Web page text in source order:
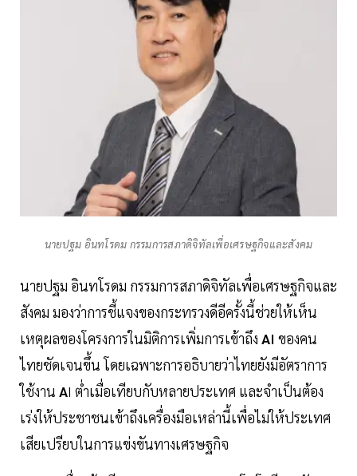
นายปฐม อินทโรดม กรรมการสภาดิจิทัลเพื่อเศรษฐกิจและสังคม
นายปฐม อินทโรดม กรรมการสภาดิจิทัลเพื่อเศรษฐกิจและ
สังคม มองว่าการชี้แจงของกระทรวงดีอีครั้งนี้ช่วยให้เห็น
เหตุผลของโครงการในมิติการเพิ่มการเข้าถึง AI ของคน
ไทยชัดเจนขึ้น โดยเฉพาะการอธิบายว่าไทยยังมีอัตราการ
ใช้งาน AI ต่ำเมื่อเทียบกับหลายประเทศ และจำเป็นต้อง
เร่งให้ประชาชนเข้าถึงเครื่องมือเหล่านี้เพื่อไม่ให้ประเทศ
เสียเปรียบในการแข่งขันทางเศรษฐกิจ